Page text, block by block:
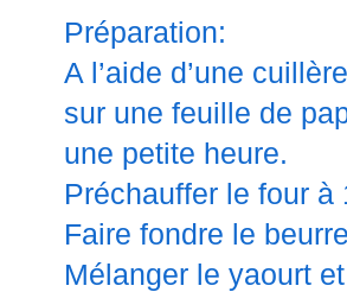
Préparation:
A l’aide d’une
sur une feuille de
une petite heure.
Préchauffer le four à
Faire fondre le
Mélanger le yaourt